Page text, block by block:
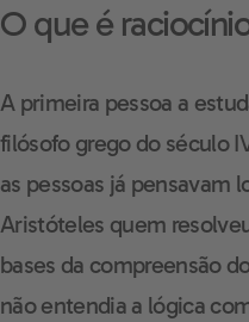
O que é
A primeira pessoa a
filósofo grego do século
as pessoas já pensavam
Aristóteles quem
bases da compreensão
não entendia a lógica